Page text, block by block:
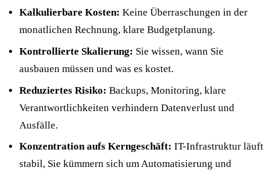
Kalkulierbare Kosten: Keine Überraschungen in der
monatlichen Rechnung, klare Budgetplanung.
Kontrollierte Skalierung: Sie wissen, wann Sie
ausbauen müssen und was es kostet.
Reduziertes Risiko: Backups, Monitoring, klare
Verantwortlichkeiten verhindern Datenverlust und
Ausfälle.
Konzentration aufs Kerngeschäft: IT-Infrastruktur läuft
stabil, Sie kümmern sich um Automatisierung und